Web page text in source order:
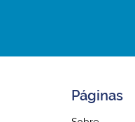
Páginas